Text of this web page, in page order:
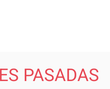
PASADAS